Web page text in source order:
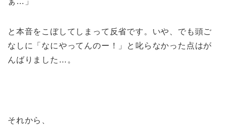
と本音をこぼしてしまって反省です。いや、でも頭ご
なしに「なにやってんのー！」と叱らなかった点はが
んばりました…。
それから、